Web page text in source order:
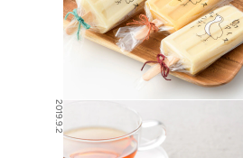
2019.9.2